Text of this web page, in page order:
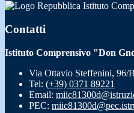
Istituto
Contatti
Istituto Comprensivo "Don
Via Ottavio Steffenini, 96/
Tel: (+39) 0371 89221
Email:
PEC: